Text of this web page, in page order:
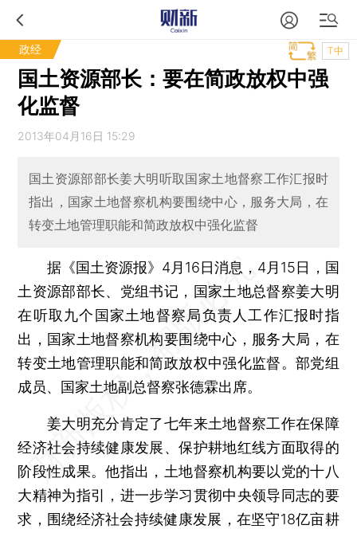
政经 T中
国土资源部长：要在简政放权中强
化监督
2013年04月16日 15:29
国土资源部部长姜大明听取国家土地督察工作汇报时
指出，国家土地督察机构要围绕中心，服务大局，在
转变土地管理职能和简政放权中强化监督
据《国土资源报》4月16日消息，4月15日，国
土资源部部长、党组书记，国家土地总督察姜大明
在听取九个国家土地督察局负责人工作汇报时指
出，国家土地督察机构要围绕中心，服务大局，在
转变土地管理职能和简政放权中强化监督。部党组
成员、国家土地副总督察张德霖出席。
姜大明充分肯定了七年来土地督察工作在保障
经济社会持续健康发展、保护耕地红线方面取得的
阶段性成果。他指出，土地督察机构要以党的十八
大精神为指引，进一步学习贯彻中央领导同志的要
求，围绕经济社会持续健康发展，在坚守18亿亩耕